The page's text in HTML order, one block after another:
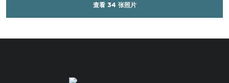
查看 34 张照片